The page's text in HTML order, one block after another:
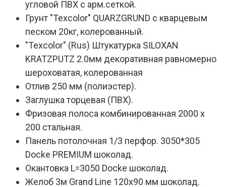
угловой ПВХ с арм.сеткой.
Грунт "Texcolor" QUARZGRUND с кварцевым
песком 20кг, колерованный.
"Texcolor" (Rus) Штукатурка SILOXAN
KRATZPUTZ 2.0мм декоративная равномерно
шероховатая, колерованная
Отлив 250 мм (полиэстер).
Заглушка торцевая (ПВХ).
Фризовая полоса комбинированная 2000 х
200 стальная.
Панель потолочная 1/3 перфор. 3050*305
Docke PREMIUM шоколад.
Окантовка L=3050 Docke шоколад.
Желоб 3м Grand Line 120х90 мм шоколад.